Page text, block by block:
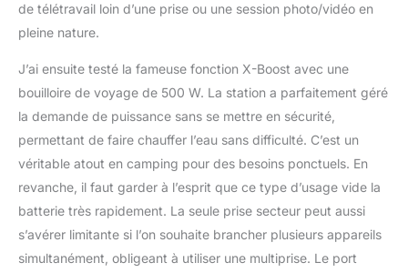
de télétravail loin d’une prise ou une session photo/vidéo en
pleine nature.
J’ai ensuite testé la fameuse fonction X-Boost avec une
bouilloire de voyage de 500 W. La station a parfaitement géré
la demande de puissance sans se mettre en sécurité,
permettant de faire chauffer l’eau sans difficulté. C’est un
véritable atout en camping pour des besoins ponctuels. En
revanche, il faut garder à l’esprit que ce type d’usage vide la
batterie très rapidement. La seule prise secteur peut aussi
s’avérer limitante si l’on souhaite brancher plusieurs appareils
simultanément, obligeant à utiliser une multiprise. Le port